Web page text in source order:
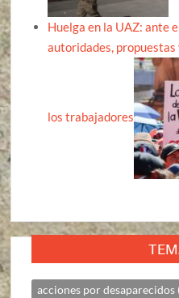
Huelga en la UAZ: ante
autoridades,
los trabajadores
acciones por desaparecidos